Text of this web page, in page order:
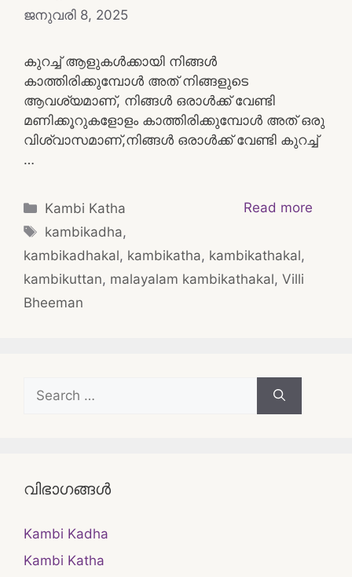
ജനുവരി 8, 2025
കുറച്ച് ആളുകൾക്കായി നിങ്ങൾ
കാത്തിരിക്കുമ്പോൾ അത് നിങ്ങളുടെ
ആവശ്യമാണ്, നിങ്ങൾ ഒരാൾക്ക് വേണ്ടി
മണിക്കൂറുകളോളം കാത്തിരിക്കുമ്പോൾ അത് ഒരു
വിശ്വാസമാണ്,നിങ്ങൾ ഒരാൾക്ക് വേണ്ടി കുറച്ച്
…
Read more
Categories
Kambi Katha
Tags
kambikadha,
kambikadhakal, kambikatha, kambikathakal,
kambikuttan, malayalam kambikathakal, Villi
Bheeman
Search
for:
വിഭാഗങ്ങൾ
Kambi Kadha
Kambi Katha